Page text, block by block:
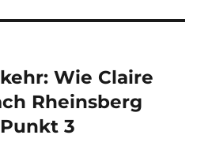
Wie Claire
Rheinsberg
3